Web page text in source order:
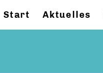
Start Aktuelles